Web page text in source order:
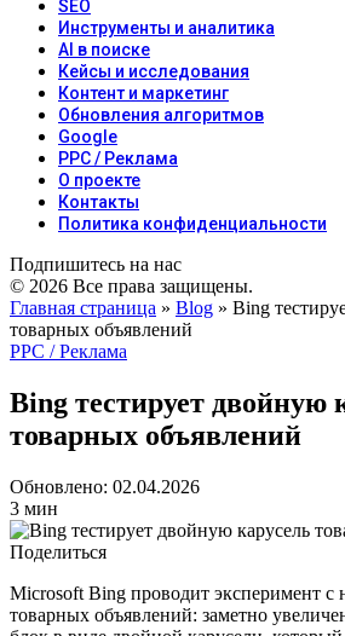
SEO
Инструменты и аналитика
AI в поиске
Кейсы и исследования
Контент и маркетинг
Обновления алгоритмов
Google
PPC / Реклама
О проекте
Контакты
Политика конфиденциальности
Подпишитесь на нас
© 2026 Все права защищены.
Главная страница » Blog » Bing
товарных объявлений
PPC / Реклама
Bing тестирует двойную
товарных объявлений
Обновлено: 02.04.2026
3 мин
Поделиться
Microsoft Bing проводит эксперимент
товарных объявлений: заметно